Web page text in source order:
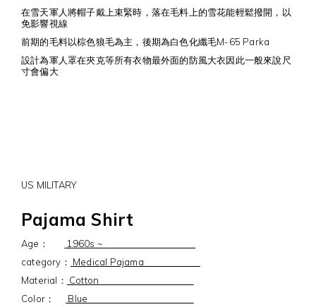
在雪天軍人將帽子戴上束緊時，落在毛料上的雪花能輕鬆撥開，以
免影響視線
前期的毛料以棕色狼毛為主，後期為白色化纖毛M-65 Parka
設計為軍人罩在夾克等所有衣物最外面的防風大衣因此一般來說尺
寸會偏大
US MILITARY
Pajama Shirt
Age：
1960s ~
category： Medical Pajama
Material： Cotton
Color：
Blue